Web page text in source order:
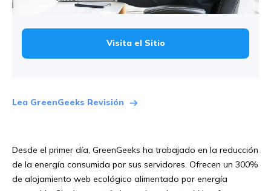
Visita el Sitio
Lea GreenGeeks Revisión
Desde el primer día, GreenGeeks ha trabajado en la reducción
de la energía consumida por sus servidores. Ofrecen un 300%
de alojamiento web ecológico alimentado por energía